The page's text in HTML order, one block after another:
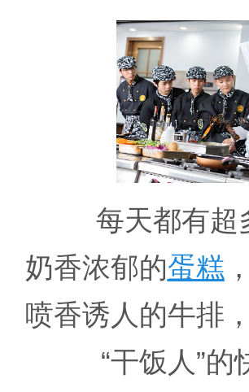
每天都有超
奶香浓郁的蛋糕
喷香诱人的牛排
“干饭人”